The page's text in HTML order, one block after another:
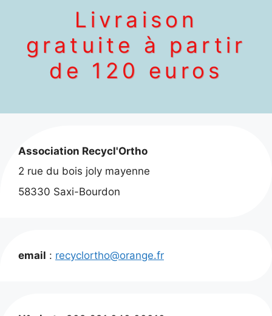
Livraison
gratuite à partir
de 120 euros
Association Recycl'Ortho
2 rue du bois joly mayenne
58330 Saxi-Bourdon
email : recyclortho@orange.fr